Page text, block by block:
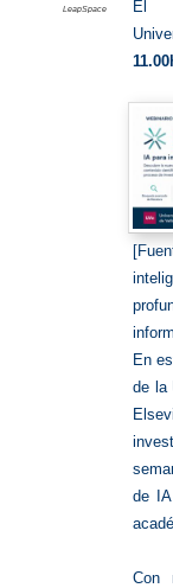
LeapSpace
En
de la
de
Con